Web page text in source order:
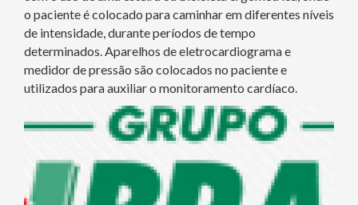
o paciente é colocado para caminhar em diferentes níveis
de intensidade, durante períodos de tempo
determinados. Aparelhos de eletrocardiograma e
medidor de pressão são colocados no paciente e
utilizados para auxiliar o monitoramento cardíaco.